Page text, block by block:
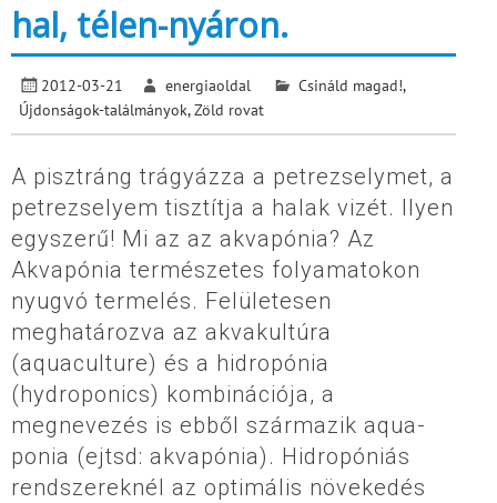
hal, télen-nyáron.
2012-03-21 energiaoldal Csináld magad!,
Újdonságok-találmányok,Zöld rovat
A pisztráng trágyázza a petrezselymet, a
petrezselyem tisztítja a halak vizét. Ilyen
egyszerű! Mi az az akvapónia? Az
Akvapónia természetes folyamatokon
nyugvó termelés. Felületesen
meghatározva az akvakultúra
(aquaculture) és a hidropónia
(hydroponics) kombinációja, a
megnevezés is ebből származik aqua-
ponia (ejtsd: akvapónia). Hidropóniás
rendszereknél az optimális növekedés